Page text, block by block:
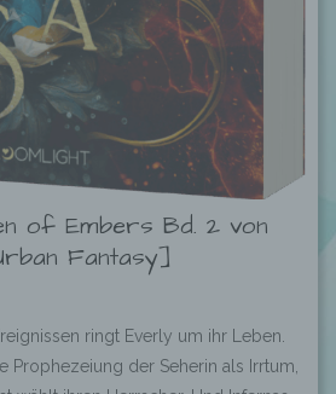
of Embers Bd. 2 von
Fantasy]
ringt Everly um ihr Leben.
Prophezeiung der Seherin als Irrtum,